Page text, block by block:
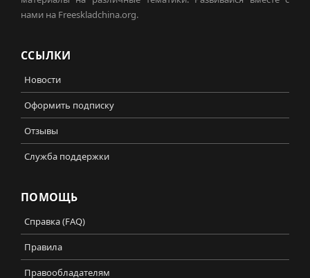
нами на Freeskladchina.org.
ССЫЛКИ
Новости
Оформить подписку
Отзывы
Служба поддержки
ПОМОЩЬ
Справка (FAQ)
Правила
Правообладателям